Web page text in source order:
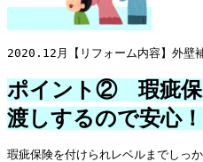
2020.12月【リフォーム内容】外壁
ポイント② 瑕疵保
渡しするので安心
瑕疵保険を付けられレベルまでしっ